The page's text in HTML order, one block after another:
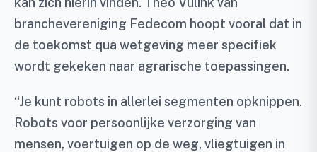
branchevereniging Fedecom hoopt vooral dat in
de toekomst qua wetgeving meer specifiek
wordt gekeken naar agrarische toepassingen.
“Je kunt robots in allerlei segmenten opknippen.
Robots voor persoonlijke verzorging van
mensen, voertuigen op de weg, vliegtuigen in